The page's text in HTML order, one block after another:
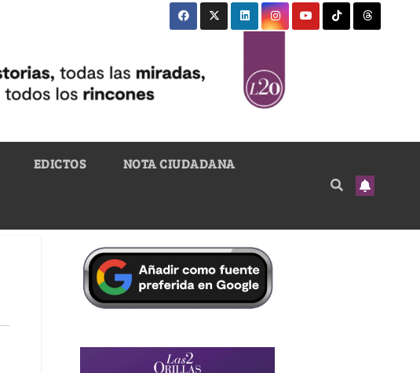
EDICTOS NOTA CIUDADANA